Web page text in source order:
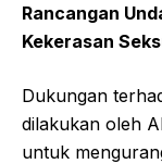
Rancangan
Kekerasan
Dukungan
dilakukan oleh
untuk